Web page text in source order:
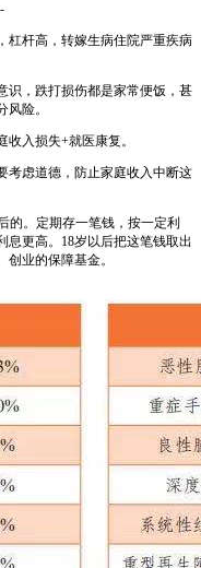
杠杆高，转嫁生病住院严重疾病
识，跌打损伤都是家常便饭，甚
险。
入损失+就医康复。
虑道德，防止家庭收入中断这
的。定期存一笔钱，按一定利
息更高。18岁以后把这笔钱取出
业的保障基金。